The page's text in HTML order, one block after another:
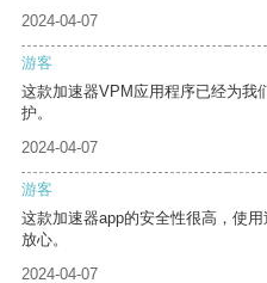
2024-04-07
游客
这款加速器VPM应用程序已经为我
护。
2024-04-07
游客
这款加速器app的安全性很高，使
放心。
2024-04-07